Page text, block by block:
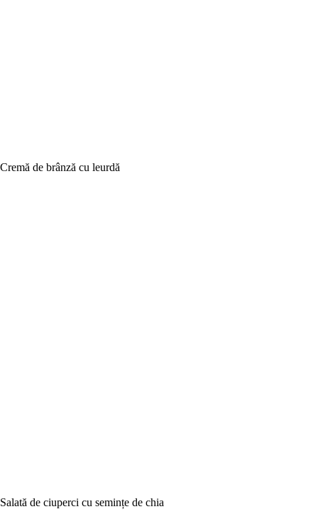
Cremă de brânză cu leurdă
Salată de ciuperci cu semințe de chia